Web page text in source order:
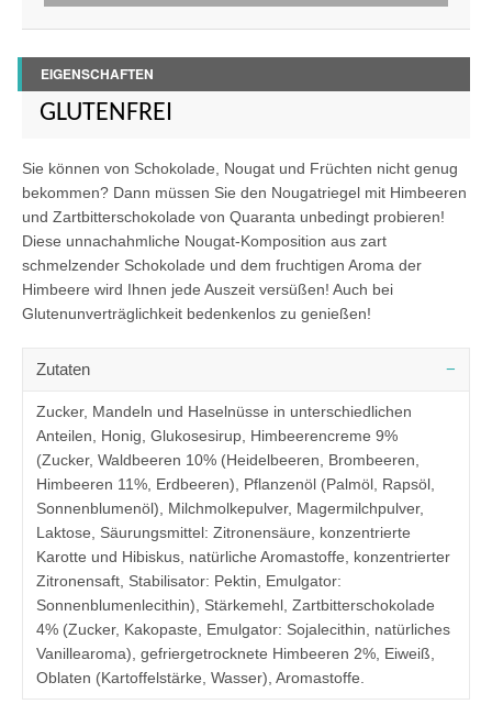
EIGENSCHAFTEN
GLUTENFREI
Sie können von Schokolade, Nougat und Früchten nicht genug
bekommen? Dann müssen Sie den Nougatriegel mit Himbeeren
und Zartbitterschokolade von Quaranta unbedingt probieren!
Diese unnachahmliche Nougat-Komposition aus zart
schmelzender Schokolade und dem fruchtigen Aroma der
Himbeere wird Ihnen jede Auszeit versüßen! Auch bei
Glutenunverträglichkeit bedenkenlos zu genießen!
Zutaten
Zucker, Mandeln und Haselnüsse in unterschiedlichen
Anteilen, Honig, Glukosesirup, Himbeerencreme 9%
(Zucker, Waldbeeren 10% (Heidelbeeren, Brombeeren,
Himbeeren 11%, Erdbeeren), Pflanzenöl (Palmöl, Rapsöl,
Sonnenblumenöl), Milchmolkepulver, Magermilchpulver,
Laktose, Säurungsmittel: Zitronensäure, konzentrierte
Karotte und Hibiskus, natürliche Aromastoffe, konzentrierter
Zitronensaft, Stabilisator: Pektin, Emulgator:
Sonnenblumenlecithin), Stärkemehl, Zartbitterschokolade
4% (Zucker, Kakopaste, Emulgator: Sojalecithin, natürliches
Vanillearoma), gefriergetrocknete Himbeeren 2%, Eiweiß,
Oblaten (Kartoffelstärke, Wasser), Aromastoffe.